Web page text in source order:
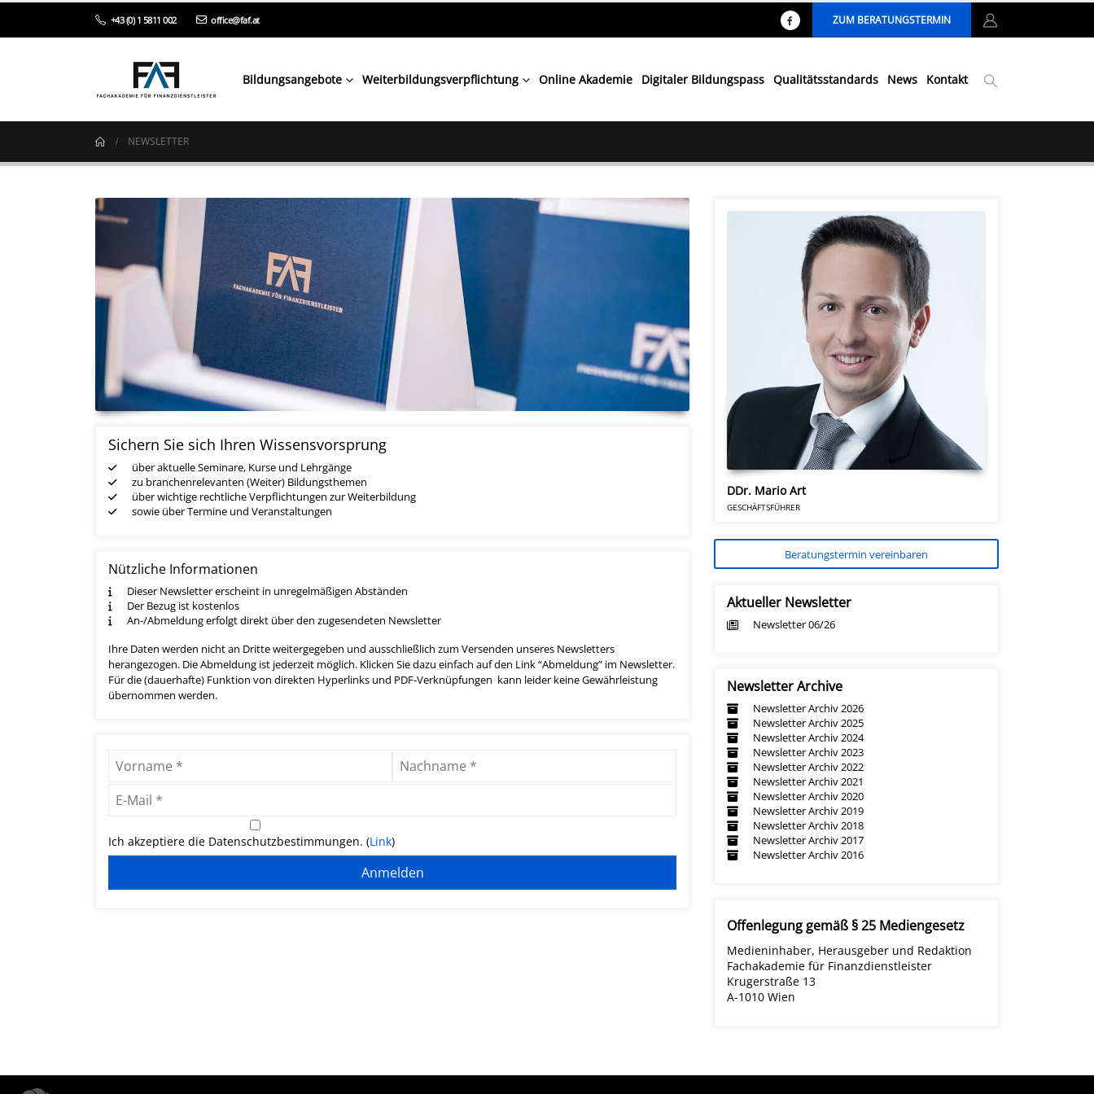
+43 (0) 1 5811 002 office@faf.at ZUM BERATUNGSTERMIN
Bildungsangebote Weiterbildungsverpflichtung Online Akademie Digitaler Bildungspass Qualitätsstandards News Kontakt
NEWSLETTER
Sichern Sie sich Ihren Wissensvorsprung
über aktuelle Seminare, Kurse und Lehrgänge
zu branchenrelevanten (Weiter) Bildungsthemen
über wichtige rechtliche Verpflichtungen zur Weiterbildung
sowie über Termine und Veranstaltungen
Nützliche Informationen
Dieser Newsletter erscheint in unregelmäßigen Abständen
Der Bezug ist kostenlos
An-/Abmeldung erfolgt direkt über den zugesendeten Newsletter
Ihre Daten werden nicht an Dritte weitergegeben und ausschließlich zum Versenden unseres Newsletters
herangezogen. Die Abmeldung ist jederzeit möglich. Klicken Sie dazu einfach auf den Link “Abmeldung” im Newsletter.
Für die (dauerhafte) Funktion von direkten Hyperlinks und PDF-Verknüpfungen kann leider keine Gewährleistung
übernommen werden.
Ich akzeptiere die Datenschutzbestimmungen. (Link)
DDr. Mario Art
GESCHÄFTSFÜHRER
Beratungstermin vereinbaren
Aktueller Newsletter
Newsletter 06/26
Newsletter Archive
Newsletter Archiv 2026
Newsletter Archiv 2025
Newsletter Archiv 2024
Newsletter Archiv 2023
Newsletter Archiv 2022
Newsletter Archiv 2021
Newsletter Archiv 2020
Newsletter Archiv 2019
Newsletter Archiv 2018
Newsletter Archiv 2017
Newsletter Archiv 2016
Offenlegung gemäß § 25 Mediengesetz
Medieninhaber, Herausgeber und Redaktion
Fachakademie für Finanzdienstleister
Krugerstraße 13
A-1010 Wien